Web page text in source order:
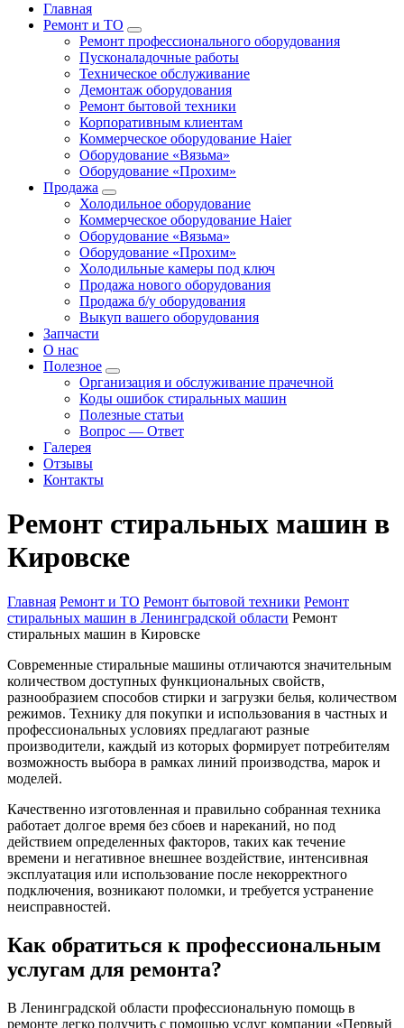
Главная
Ремонт и ТО
Ремонт профессионального оборудования
Пусконаладочные работы
Техническое обслуживание
Демонтаж оборудования
Ремонт бытовой техники
Корпоративным клиентам
Коммерческое оборудование Haier
Оборудование «Вязьма»
Оборудование «Прохим»
Продажа
Холодильное оборудование
Коммерческое оборудование Haier
Оборудование «Вязьма»
Оборудование «Прохим»
Холодильные камеры под ключ
Продажа нового оборудования
Продажа б/у оборудования
Выкуп вашего оборудования
Запчасти
О нас
Полезное
Организация и обслуживание прачечной
Коды ошибок стиральных машин
Полезные статьи
Вопрос — Ответ
Галерея
Отзывы
Контакты
Ремонт стиральных машин в
Кировске
Главная Ремонт и ТО Ремонт бытовой техники Ремонт
стиральных машин в Ленинградской области Ремонт
стиральных машин в Кировске
Современные стиральные машины отличаются значительным
количеством доступных функциональных свойств,
разнообразием способов стирки и загрузки белья, количеством
режимов. Технику для покупки и использования в частных и
профессиональных условиях предлагают разные
производители, каждый из которых формирует потребителям
возможность выбора в рамках линий производства, марок и
моделей.
Качественно изготовленная и правильно собранная техника
работает долгое время без сбоев и нареканий, но под
действием определенных факторов, таких как течение
времени и негативное внешнее воздействие, интенсивная
эксплуатация или использование после некорректного
подключения, возникают поломки, и требуется устранение
неисправностей.
Как обратиться к профессиональным
услугам для ремонта?
В Ленинградской области профессиональную помощь в
ремонте легко получить с помощью услуг компании «Первый